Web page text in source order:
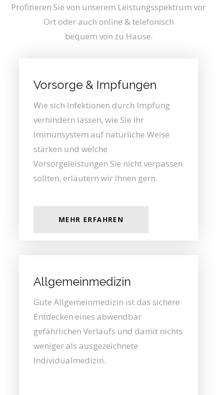
Profitieren Sie von unserem Leistungsspektrum vor
Ort oder auch online & telefonisch
bequem von zu Hause.
Vorsorge & Impfungen
Wie sich Infektionen durch Impfung
verhindern lassen, wie Sie Ihr
Immunsystem auf natürliche Weise
stärken und welche
Vorsorgeleistungen Sie nicht verpassen
sollten, erläutern wir Ihnen gern.
MEHR ERFAHREN
Allgemeinmedizin
Gute Allgemeinmedizin ist das sichere
Entdecken eines abwendbar
gefährlichen Verlaufs und damit nichts
weniger als ausgezeichnete
Individualmedizin.